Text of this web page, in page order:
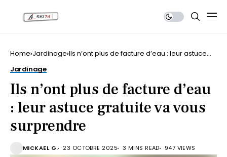
Home Jardinage Ils n’ont plus de facture d’eau : leur astuce
Jardinage
Ils n’ont plus de facture d’eau
: leur astuce gratuite va vous
surprendre
MICKAEL G. 23 OCTOBRE 2025 3 MINS READ 947 VIEWS